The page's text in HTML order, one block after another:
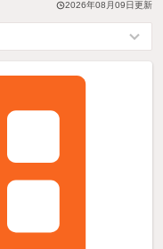
2026年08月09日更新